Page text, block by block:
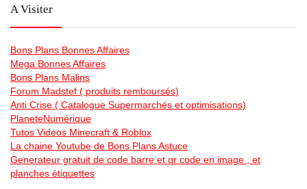
A Visiter
Bons Plans Bonnes Affaires
Mega Bonnes Affaires
Bons Plans Malins
Forum Madstef ( produits remboursés)
Anti Crise ( Catalogue Supermarchés et optimisations)
PlaneteNumérique
Tutos Videos Minecraft & Roblox
La chaine Youtube de Bons Plans Astuce
Generateur gratuit de code barre et qr code en image , et
planches étiquettes